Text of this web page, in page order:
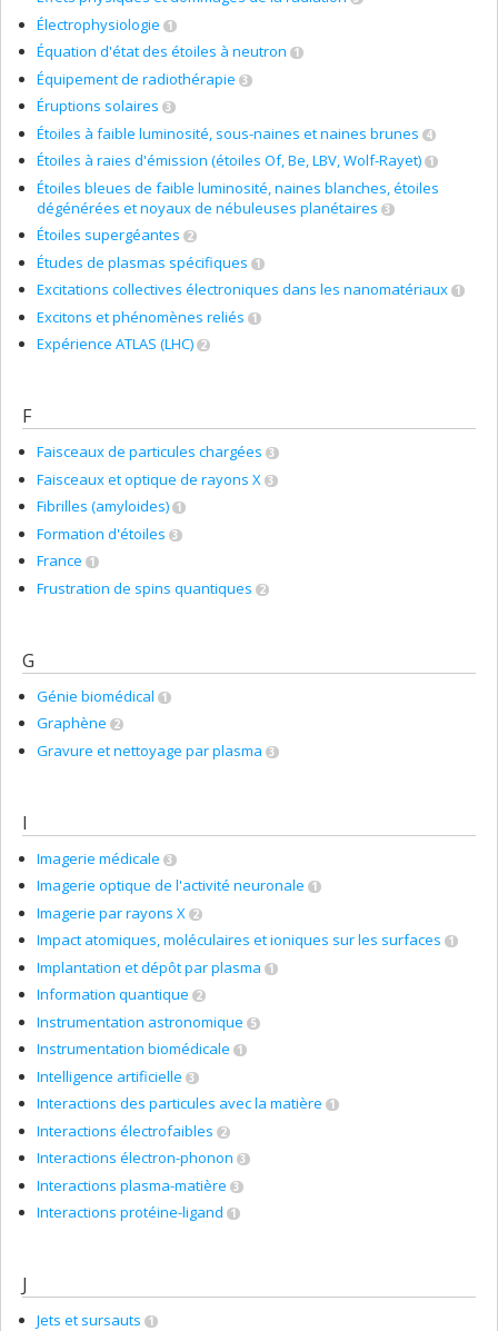
Électrophysiologie 1
Équation d'état des étoiles à neutron 1
Équipement de radiothérapie 3
Éruptions solaires 3
Étoiles à faible luminosité, sous-naines et naines brunes 4
Étoiles à raies d'émission (étoiles Of, Be, LBV, Wolf-Rayet) 1
Étoiles bleues de faible luminosité, naines blanches, étoiles
dégénérées et noyaux de nébuleuses planétaires 3
Étoiles supergéantes 2
Études de plasmas spécifiques 1
Excitations collectives électroniques dans les nanomatériaux 1
Excitons et phénomènes reliés 1
Expérience ATLAS (LHC) 2
F
Faisceaux de particules chargées 3
Faisceaux et optique de rayons X 3
Fibrilles (amyloides) 1
Formation d'étoiles 3
France 1
Frustration de spins quantiques 2
G
Génie biomédical 1
Graphène 2
Gravure et nettoyage par plasma 3
I
Imagerie médicale 3
Imagerie optique de l'activité neuronale 1
Imagerie par rayons X 2
Impact atomiques, moléculaires et ioniques sur les surfaces 1
Implantation et dépôt par plasma 1
Information quantique 2
Instrumentation astronomique 5
Instrumentation biomédicale 1
Intelligence artificielle 3
Interactions des particules avec la matière 1
Interactions électrofaibles 2
Interactions électron-phonon 3
Interactions plasma-matière 3
Interactions protéine-ligand 1
J
Jets et sursauts 1